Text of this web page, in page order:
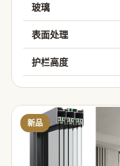
玻璃
表面处理
护栏高度
新品